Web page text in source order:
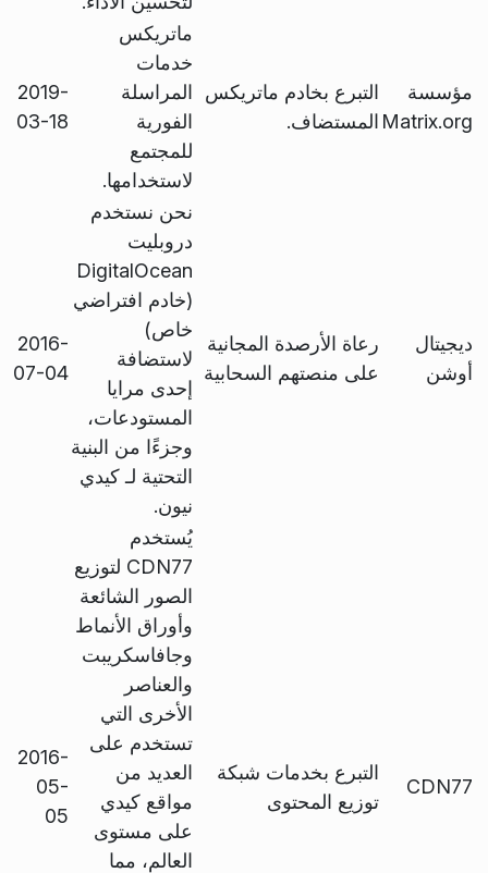
مؤسسة
Matrix.org
التبرع بخادم ماتريكس
المستضاف.
ماتريكس
خدمات
المراسلة
الفورية
للمجتمع
لاستخدامها.
2019-
03-18
ديجيتال
أوشن
رعاة الأرصدة المجانية
على منصتهم السحابية
نحن نستخدم
دروبليت
DigitalOcean
(خادم افتراضي
خاص)
لاستضافة
إحدى مرايا
المستودعات،
وجزءًا من البنية
التحتية لـ كيدي
نيون.
2016-
07-04
CDN77
التبرع بخدمات شبكة
توزيع المحتوى
يُستخدم
CDN77 لتوزيع
الصور الشائعة
وأوراق الأنماط
وجافاسكريبت
والعناصر
الأخرى التي
تستخدم على
العديد من
مواقع كيدي
على مستوى
العالم، مما
2016-
05-
05